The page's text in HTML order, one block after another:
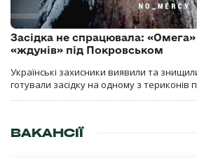
Засідка не спрацювала:
«ждунів» під Покровськом
Українські захисники виявили та
готували засідку на одному з териконів
ВАКАНСІЇ